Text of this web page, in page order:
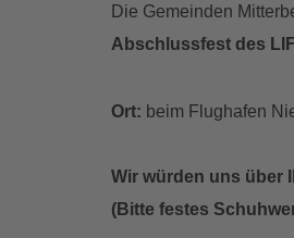
Die Gemeinden
Abschlussfest des
Ort: beim Flughafen
Wir würden uns über
(Bitte festes